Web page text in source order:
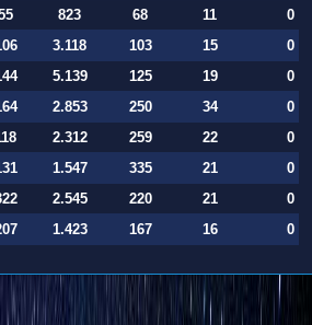
823 68 11
0
3.118 103 15
0
5.139 125 19
0
2.853 250 34
0
2.312 259 22
0
1.547 335 21
0
2.545 220 21
0
1.423 167 16 0